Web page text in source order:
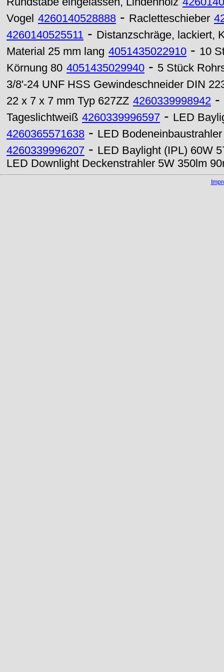
Vogel 4260140528888 - Racletteschieber
4260140525511 - Distanzschräge, lackiert,
Material 25 mm lang 4051435022910 - 10
Körnung 80 4051435029940 - 5 Stück
3/8'-24 UNF HSS Gewindeschneider DIN
22 x 7 x 7 mm Typ 627ZZ 4260339998942 -
Tageslichtweiß 4260339996597 - LED
4260365571638 - LED
4260339996207 - LED Baylight (IPL) 60W
LED Downlight Deckenstrahler 5W 350lm